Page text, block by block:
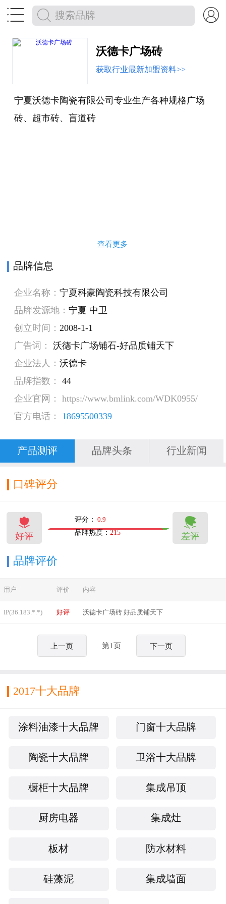
 
沃德卡广场砖
获取行业最新加盟资料>>
宁夏沃德卡陶瓷有限公司专业生产各种规格广场
砖、超市砖、盲道砖
查看更多
品牌信息
企业名称： 宁夏科豪陶瓷科技有限公司
品牌发源地： 宁夏 中卫
创立时间： 2008-1-1
广告词： 沃德卡广场铺石-好品质铺天下
企业法人： 沃德卡
品牌指数： 44
企业官网： https://www.bmlink.com/WDK0955/
官方电话： 18695500339
产品测评 品牌头条 行业新闻
口碑评分

好评

差评
评分： 0.9
品牌热度：215
品牌评价
用户 评价 内容
IP(36.183.*.*) 好评 沃德卡广场砖 好品质铺天下
上一页 第1页 下一页
2017十大品牌
涂料油漆十大品牌 门窗十大品牌
陶瓷十大品牌 卫浴十大品牌
橱柜十大品牌 集成吊顶
厨房电器 集成灶
板材 防水材料
硅藻泥 集成墙面